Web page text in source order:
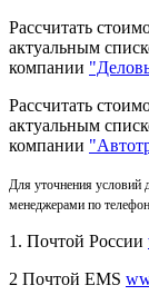
Рассчитать
актуальным
компании
Рассчитать
актуальным
компании
Для уточнения условий
менеджерами по
1. Почтой России
2 Почтой EMS